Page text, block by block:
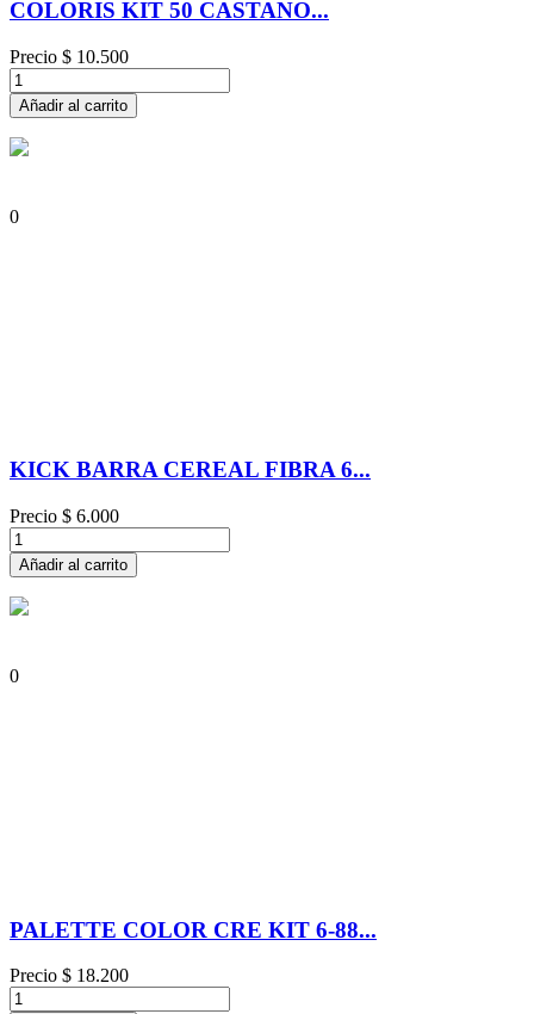
COLORIS KIT 50 CASTANO...
Precio $ 10.500
Añadir al carrito
0
KICK BARRA CEREAL FIBRA 6...
Precio $ 6.000
Añadir al carrito
0
PALETTE COLOR CRE KIT 6-88...
Precio $ 18.200